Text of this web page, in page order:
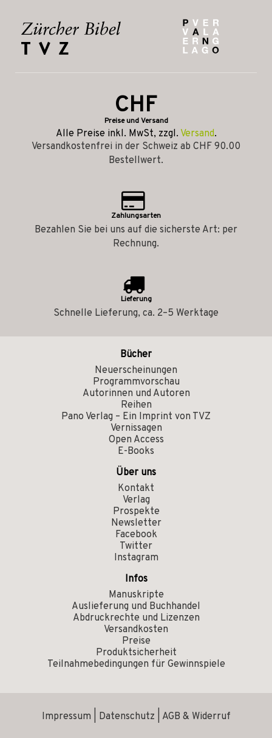
CHF
Preise und Versand
Alle Preise inkl. MwSt, zzgl. Versand.
Versandkostenfrei in der Schweiz ab CHF 90.00
Bestellwert.
Zahlungsarten
Bezahlen Sie bei uns auf die sicherste Art: per
Rechnung.
Lieferung
Schnelle Lieferung, ca. 2–5 Werktage
Bücher
Neuerscheinungen
Programmvorschau
Autorinnen und Autoren
Reihen
Pano Verlag – Ein Imprint von TVZ
Vernissagen
Open Access
E-Books
Über uns
Kontakt
Verlag
Prospekte
Newsletter
Facebook
Twitter
Instagram
Infos
Manuskripte
Auslieferung und Buchhandel
Abdruckrechte und Lizenzen
Versandkosten
Preise
Produktsicherheit
Teilnahmebedingungen für Gewinnspiele
Impressum Datenschutz AGB & Widerruf